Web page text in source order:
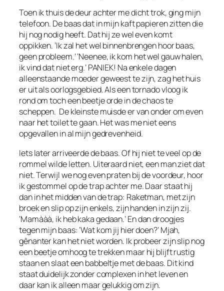
Toen ik thuis de deur achter me dicht trok, ging mijn
telefoon. De baas dat in mijn kaft papieren zitten die
hij nog nodig heeft. Dat hij ze wel even komt
oppikken. ‘Ik zal het wel binnenbrengen hoor baas,
geen probleem.’ ‘Neenee, ik kom het wel gauw halen,
ik vind dat niet erg.’ PANIEK! Na enkele dagen
alleenstaande moeder geweest te zijn, zag het huis
er uit als oorlogsgebied. Als een tornado vloog ik
rond om toch een beetje orde in de chaos te
scheppen. De kleinste muisde er van onder om even
naar het toilet te gaan. Het was me niet eens
opgevallen in al mijn gedrevenheid.
Iets later arriveerde de baas. Of hij niet te veel op de
rommel wilde letten. Uiteraard niet, een man ziet dat
niet. Terwijl we nog even praten bij de voordeur, hoor
ik gestommel op de trap achter me. Daar staat hij
dan in het midden van de trap: Raketman, met zijn
broek en slip op zijn enkels, zijn handen in zijn zij.
‘Mamààà, ik heb kaka gedaan.’ En dan droogjes
tegen mijn baas: ‘Wat kom jij hier doen?’ Mjah,
gênanter kan het niet worden. Ik probeer zijn slip nog
een beetje omhoog te trekken maar hij blijft rustig
staan en slaat een babbeltje met de baas. Dit kind
staat duidelijk zonder complexen in het leven en
daar kan ik alleen maar gelukkig om zijn.